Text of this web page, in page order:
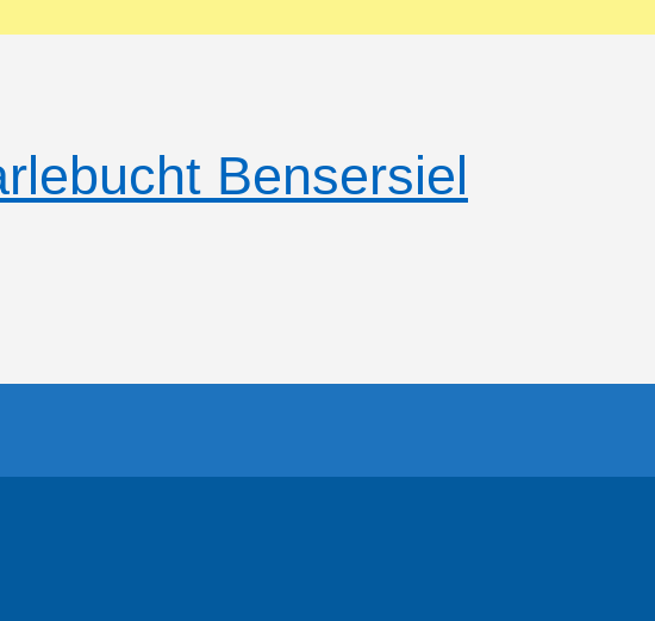
Bensersiel